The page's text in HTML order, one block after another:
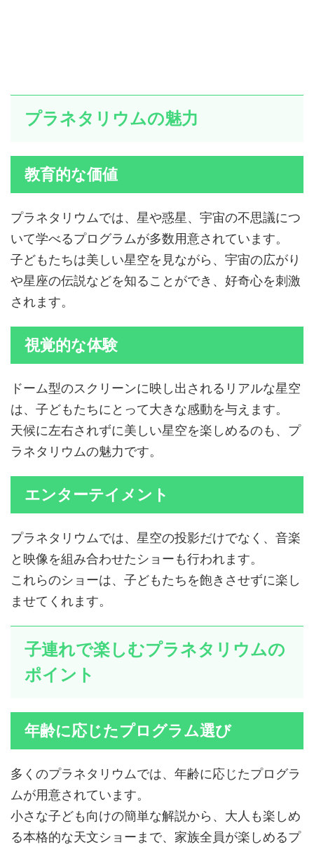
プラネタリウムの魅力
教育的な価値
プラネタリウムでは、星や惑星、宇宙の不思議につ
いて学べるプログラムが多数用意されています。
子どもたちは美しい星空を見ながら、宇宙の広がり
や星座の伝説などを知ることができ、好奇心を刺激
されます。
視覚的な体験
ドーム型のスクリーンに映し出されるリアルな星空
は、子どもたちにとって大きな感動を与えます。
天候に左右されずに美しい星空を楽しめるのも、プ
ラネタリウムの魅力です。
エンターテイメント
プラネタリウムでは、星空の投影だけでなく、音楽
と映像を組み合わせたショーも行われます。
これらのショーは、子どもたちを飽きさせずに楽し
ませてくれます。
子連れで楽しむプラネタリウムの
ポイント
年齢に応じたプログラム選び
多くのプラネタリウムでは、年齢に応じたプログラ
ムが用意されています。
小さな子ども向けの簡単な解説から、大人も楽しめ
る本格的な天文ショーまで、家族全員が楽しめるプ